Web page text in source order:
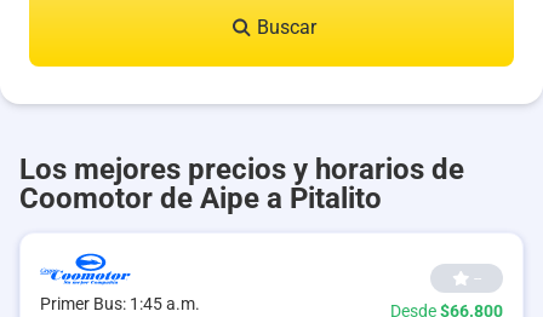
Buscar
Los mejores precios y horarios de
Coomotor de Aipe a Pitalito
Primer Bus: 1:45 a.m.
--
Desde$66.800